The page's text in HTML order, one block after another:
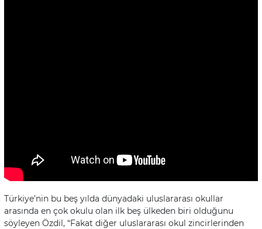
Türkiye’nin bu beş yılda dünyadaki uluslararası okullar
arasında en çok okulu olan ilk beş ülkeden biri olduğunu
söyleyen Özdil, “Fakat diğer uluslararası okul zincirlerinden